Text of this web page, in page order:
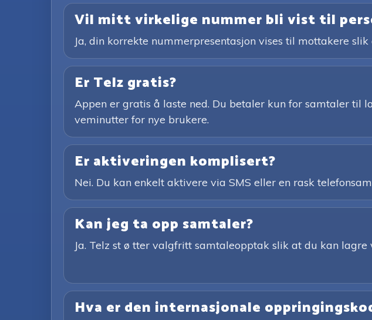
Vil mitt virkelige nummer bli vist til
Ja, din korrekte nummerpresentasjon vises til mottakere
Er Telz gratis?
Appen er gratis å laste ned. Du betaler kun for samtaler til
veminutter for nye brukere.
Er aktiveringen komplisert?
Nei. Du kan enkelt aktivere via SMS eller en rask
Kan jeg ta opp samtaler?
Ja. Telz st ø tter valgfritt samtaleopptak slik at du kan
Hva er den internasjonale